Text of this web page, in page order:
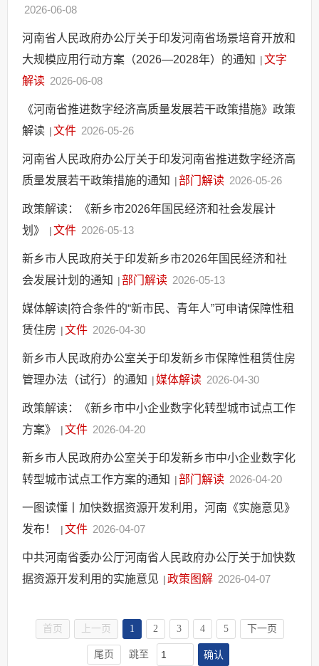
2026-06-08
河南省人民政府办公厅关于印发河南省场景培育开放和
大规模应用行动方案（2026—2028年）的通知 |文字
解读 2026-06-08
《河南省推进数字经济高质量发展若干政策措施》政策
解读 |文件 2026-05-26
河南省人民政府办公厅关于印发河南省推进数字经济高
质量发展若干政策措施的通知 |部门解读 2026-05-26
政策解读：《新乡市2026年国民经济和社会发展计
划》
|文件 2026-05-13
新乡市人民政府关于印发新乡市2026年国民经济和社
会发展计划的通知 |部门解读 2026-05-13
媒体解读|符合条件的“新市民、青年人”可申请保障性租
赁住房 |文件 2026-04-30
新乡市人民政府办公室关于印发新乡市保障性租赁住房
管理办法（试行）的通知 |媒体解读 2026-04-30
政策解读：《新乡市中小企业数字化转型城市试点工作
方案》
|文件 2026-04-20
新乡市人民政府办公室关于印发新乡市中小企业数字化
转型城市试点工作方案的通知 |部门解读 2026-04-20
一图读懂丨加快数据资源开发利用，河南《实施意见》
发布！
|文件 2026-04-07
中共河南省委办公厅河南省人民政府办公厅关于加快数
据资源开发利用的实施意见 |政策图解 2026-04-07
首页 上一页 1 2 3 4 5 下一页
尾页 跳至 确认